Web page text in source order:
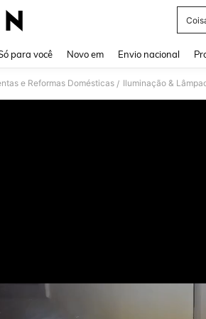
para você Novo em Envio nacional
e Reformas Domésticas / Iluminação &